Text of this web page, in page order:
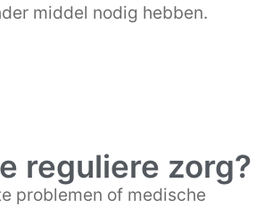
middel nodig hebben.
reguliere zorg?
problemen of medische